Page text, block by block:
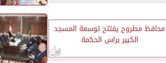
محافظ مطروح يفتتح توسعة المسجد
الكبير براس الحكمة